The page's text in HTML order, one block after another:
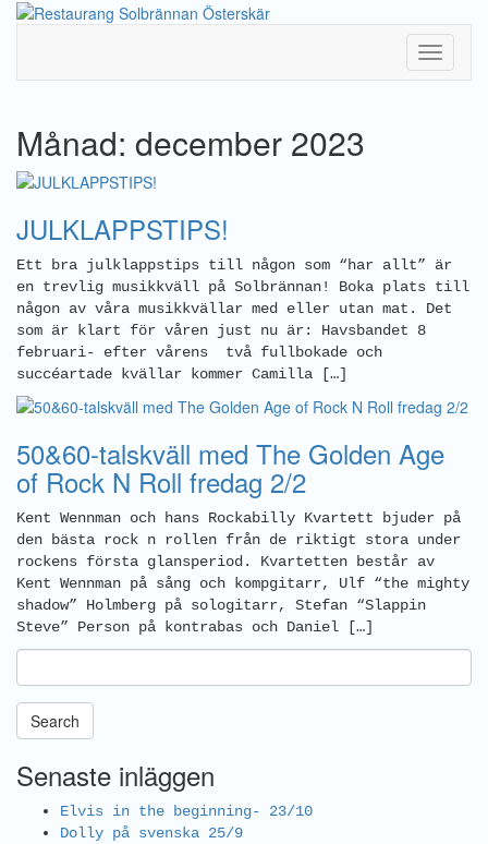
Toggle
Månad: december 2023
JULKLAPPSTIPS!
Ett bra julklappstips till någon som “har allt” är
en trevlig musikkväll på Solbrännan! Boka plats till
någon av våra musikkvällar med eller utan mat. Det
som är klart för våren just nu är: Havsbandet 8
februari- efter vårens två fullbokade och
succéartade kvällar kommer Camilla […]
50&60-talskväll med The Golden Age
of Rock N Roll fredag 2/2
Kent Wennman och hans Rockabilly Kvartett bjuder på
den bästa rock n rollen från de riktigt stora under
rockens första glansperiod. Kvartetten består av
Kent Wennman på sång och kompgitarr, Ulf “the mighty
shadow” Holmberg på sologitarr, Stefan “Slappin
Steve” Person på kontrabas och Daniel […]
Search
Senaste inläggen
Elvis in the beginning- 23/10
Dolly på svenska 25/9